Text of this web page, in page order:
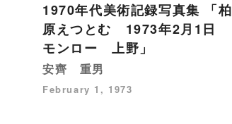
1970年代美術記録写真集 「柏
原えつとむ 1973年2月1日
モンロー 上野」
安齊 重男
February 1, 1973